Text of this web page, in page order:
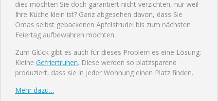
dies möchten Sie doch garantiert nicht verzichten, nur weil
Ihre Küche klein ist? Ganz abgesehen davon, dass Sie
Omas selbst gebackenen Apfelstrudel bis zum nächsten
Feiertag aufbewahren möchten.
Zum Glück gibt es auch für dieses Problem es eine Lösung:
Kleine Gefriertruhen. Diese werden so platzsparend
produziert, dass sie in jeder Wohnung einen Platz finden.
Mehr dazu…